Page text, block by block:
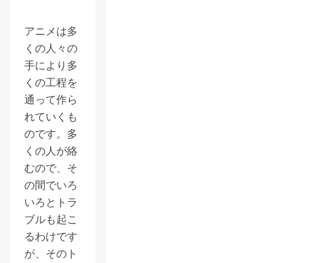
アニメは多
くの人々の
手により多
くの工程を
通って作ら
れていくも
のです。多
くの人が絡
むので、そ
の間でいろ
いろとトラ
ブルも起こ
るわけです
が、そのト